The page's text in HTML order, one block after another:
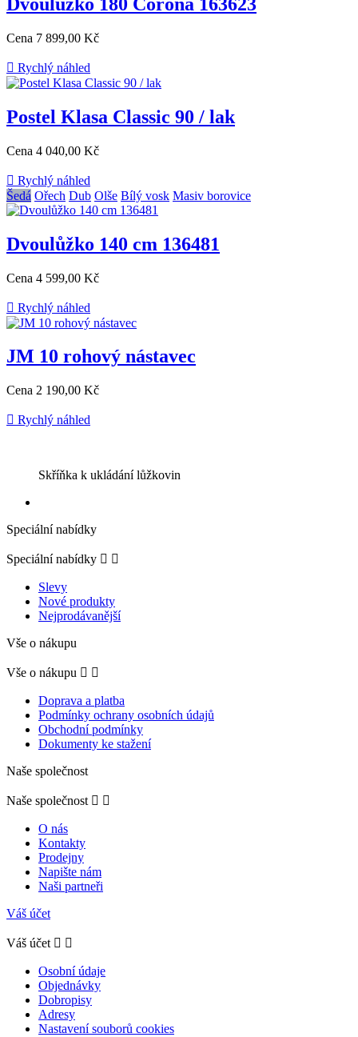
Cena 7 899,00 Kč
 Rychlý náhled
Postel Klasa Classic 90 / lak
Cena 4 040,00 Kč
 Rychlý náhled
Šedá Ořech Dub Olše Bílý vosk Masiv borovice
Dvoulůžko 140 cm 136481
Cena 4 599,00 Kč
 Rychlý náhled
JM 10 rohový nástavec
Cena 2 190,00 Kč
 Rychlý náhled
Skříňka k ukládání lůžkovin
Speciální nabídky
Speciální nabídky  
Slevy
Nové produkty
Nejprodávanější
Vše o nákupu
Vše o nákupu  
Doprava a platba
Podmínky ochrany osobních údajů
Obchodní podmínky
Dokumenty ke stažení
Naše společnost
Naše společnost  
O nás
Kontakty
Prodejny
Napište nám
Naši partneři
Váš účet
Váš účet  
Osobní údaje
Objednávky
Dobropisy
Adresy
Nastavení souborů cookies